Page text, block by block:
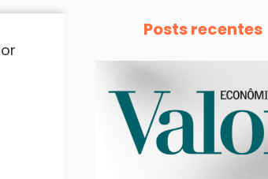
Posts recentes